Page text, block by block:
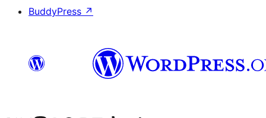
BuddyPress ↗